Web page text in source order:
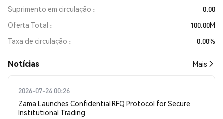
Suprimento em circulação
0.00
Oferta Total
100.00M
Taxa de circulação
0.00%
​​Notícias​​ Mais
2026-07-24 00:26
Zama Launches Confidential RFQ Protocol for Secure
Institutional Trading